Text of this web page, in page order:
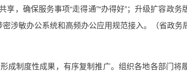
，确保服务事项“走得通”“办得好”；升级扩容政
涉敏办公系统和高频办公应用规范接入。（省政
成制度性成果，有序复制推广。组织各地各部门将